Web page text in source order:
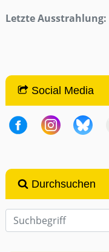
Letzte Ausstrahlung:
Social Media
Durchsuchen